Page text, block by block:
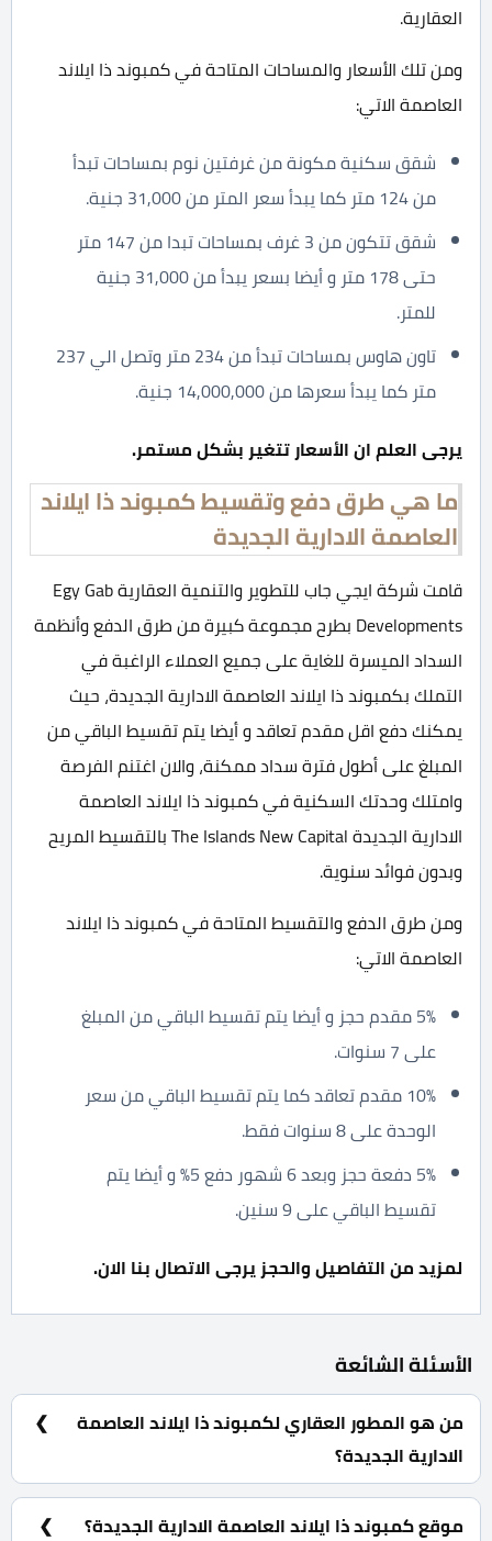
العقارية.
ومن تلك الأسعار والمساحات المتاحة في كمبوند ذا ايلاند
العاصمة الاتي:
شقق سكنية مكونة من غرفتين نوم بمساحات تبدأ
من 124 متر كما يبدأ سعر المتر من 31,000 جنية.
شقق تتكون من 3 غرف بمساحات تبدا من 147 متر
حتى 178 متر و أيضا بسعر يبدأ من 31,000 جنية
للمتر.
تاون هاوس بمساحات تبدأ من 234 متر وتصل الي 237
متر كما يبدأ سعرها من 14,000,000 جنية.
يرجى العلم ان الأسعار تتغير بشكل مستمر.
ما هي طرق دفع وتقسيط كمبوند ذا ايلاند
العاصمة الادارية الجديدة
قامت شركة ايجي جاب للتطوير والتنمية العقارية Egy Gab
Developments بطرح مجموعة كبيرة من طرق الدفع وأنظمة
السداد الميسرة للغاية على جميع العملاء الراغبة في
التملك بكمبوند ذا ايلاند العاصمة الادارية الجديدة، حيث
يمكنك دفع اقل مقدم تعاقد و أيضا يتم تقسيط الباقي من
المبلغ على أطول فترة سداد ممكنة، والان اغتنم الفرصة
وامتلك وحدتك السكنية في كمبوند ذا ايلاند العاصمة
الادارية الجديدة The Islands New Capital بالتقسيط المريح
وبدون فوائد سنوية.
ومن طرق الدفع والتقسيط المتاحة في كمبوند ذا ايلاند
العاصمة الاتي:
5% مقدم حجز و أيضا يتم تقسيط الباقي من المبلغ
على 7 سنوات.
10% مقدم تعاقد كما يتم تقسيط الباقي من سعر
الوحدة على 8 سنوات فقط.
5% دفعة حجز وبعد 6 شهور دفع 5% و أيضا يتم
تقسيط الباقي على 9 سنين.
لمزيد من التفاصيل والحجز يرجى الاتصال بنا الان.
الأسئلة الشائعة
من هو المطور العقاري لكمبوند ذا ايلاند العاصمة
الادارية الجديدة؟
شركة ايجي جاب للتطوير العقاري Egy Gab Developments.
موقع كمبوند ذا ايلاند العاصمة الادارية الجديدة؟